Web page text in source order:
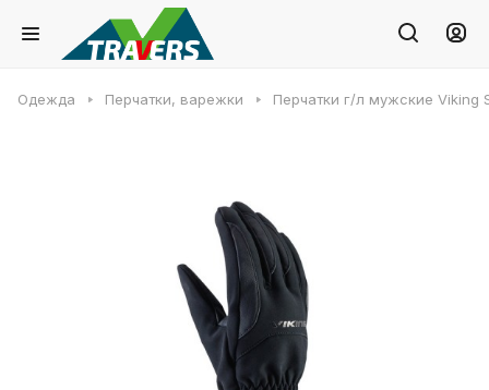
Одежда Перчатки, варежки Перчатки г/л мужские Viking